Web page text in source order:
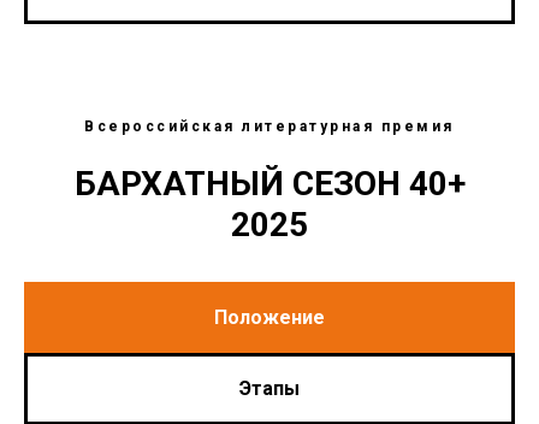
Всероссийская литературная премия
БАРХАТНЫЙ СЕЗОН 40+
2025
Положение
Этапы